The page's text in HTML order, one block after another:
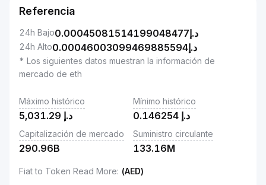
Referencia
24h Bajo د.إ0.00045081514199048477
24h Alto د.إ0.00046003099469885594
* Los siguientes datos muestran la información de
mercado de eth
Máximo histórico
د.إ 5,031.29
Mínimo histórico
د.إ 0.146254
Capitalización de mercado
290.96B
Suministro circulante
133.16M
Fiat to Token Read More: (AED)